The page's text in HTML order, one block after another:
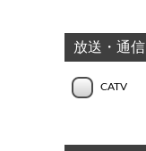
放送・通信
CATV